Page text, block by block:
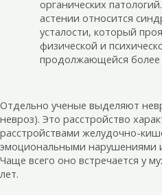
органических
астении относится
усталости, который
физической и
продолжающейся более
Отдельно ученые выделяют
невроз). Это расстройство
расстройствами желудочно-
эмоциональными нарушениями
Чаще всего оно встречается у
лет.